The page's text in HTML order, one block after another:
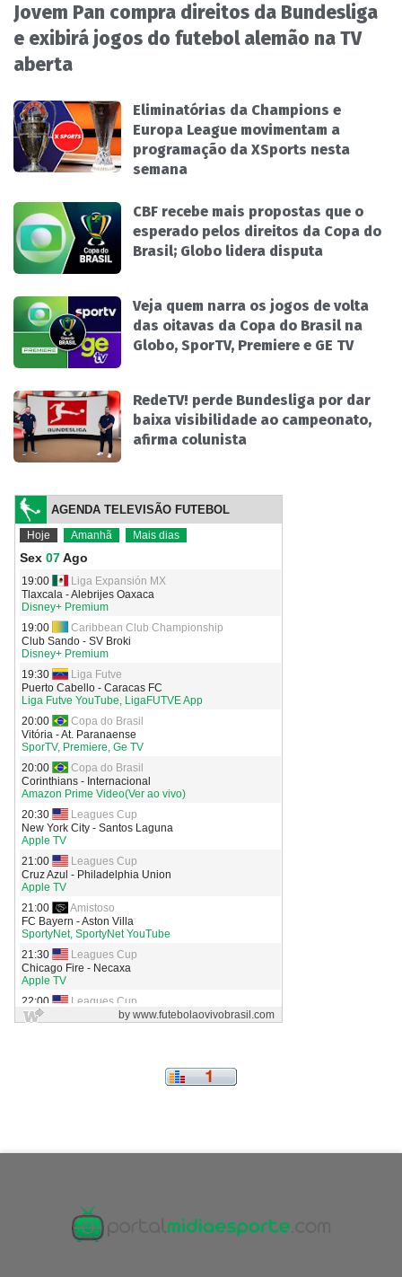
Jovem Pan compra direitos da Bundesliga
e exibirá jogos do futebol alemão na TV
aberta
Eliminatórias da Champions e
Europa League movimentam a
programação da XSports nesta
semana
CBF recebe mais propostas que o
esperado pelos direitos da Copa do
Brasil; Globo lidera disputa
Veja quem narra os jogos de volta
das oitavas da Copa do Brasil na
Globo, SporTV, Premiere e GE TV
RedeTV! perde Bundesliga por dar
baixa visibilidade ao campeonato,
afirma colunista